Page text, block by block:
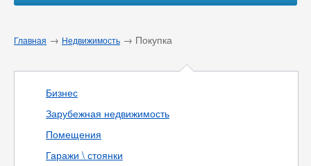
Главная → Недвижимость → Покупка
Бизнес
Зарубежная недвижимость
Помещения
Гаражи \ стоянки